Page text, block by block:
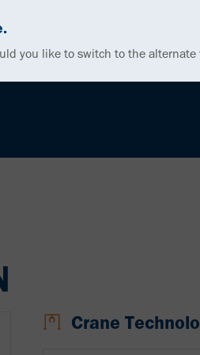
you like to switch to the alternate
Crane